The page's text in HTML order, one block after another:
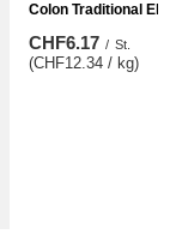
Colon Traditional
CHF6.17 / St.
(CHF12.34 / kg)